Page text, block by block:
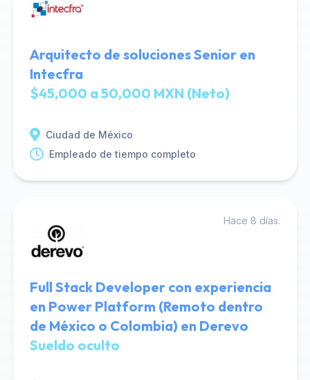
Arquitecto de soluciones Senior en
Intecfra
$45,000 a 50,000 MXN (Neto)
Ciudad de México
Empleado de tiempo completo
Hace 8 días.
Full Stack Developer con experiencia
en Power Platform (Remoto dentro
de México o Colombia) en Derevo
Sueldo oculto